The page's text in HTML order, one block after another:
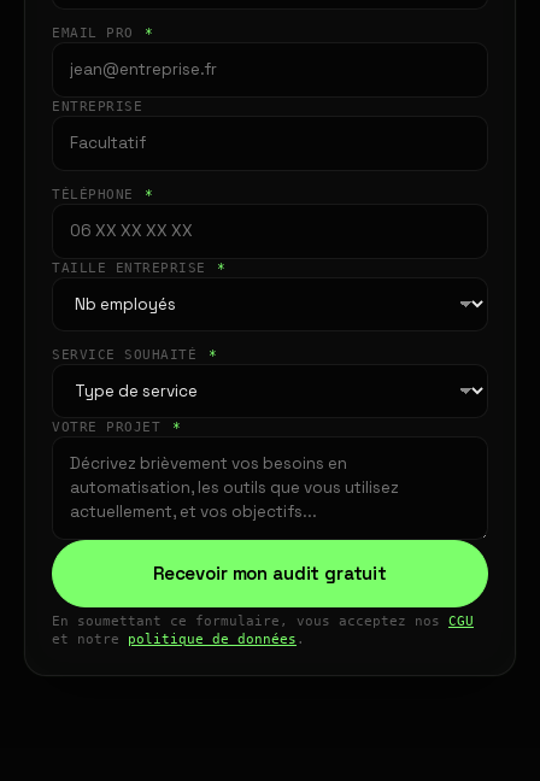
EMAIL PRO *
ENTREPRISE
TÉLÉPHONE *
TAILLE ENTREPRISE *
SERVICE SOUHAITÉ *
VOTRE PROJET *
Recevoir mon audit gratuit
En soumettant ce formulaire, vous acceptez nos CGU
et notre politique de données .